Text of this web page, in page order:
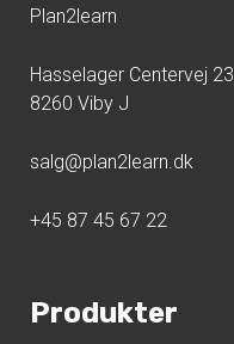
Plan2learn
Hasselager Centervej 23
8260 Viby J
salg@plan2learn.dk
+45 87 45 67 22
Produkter